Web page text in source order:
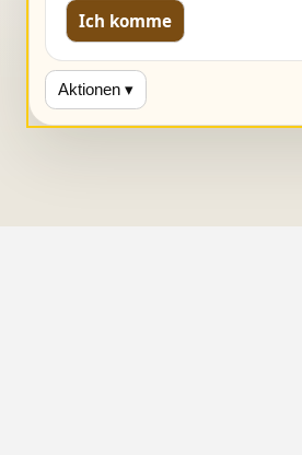
Ich komme
Aktionen ▾